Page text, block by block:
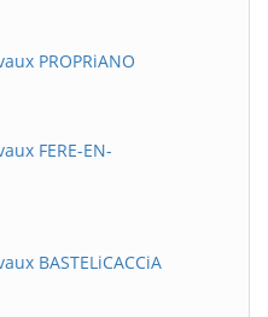
PROPRiANO
FERE-EN-
BASTELiCACCiA